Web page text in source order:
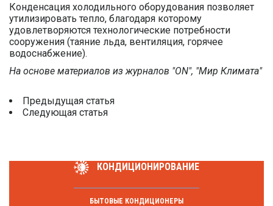
Конденсация холодильного оборудования позволяет
утилизировать тепло, благодаря которому
удовлетворяются технологические потребности
сооружения (таяние льда, вентиляция, горячее
водоснабжение).
На основе материалов из журналов "ON", "Мир Климата"
Предыдущая статья
Следующая статья
КОНДИЦИОНИРОВАНИЕ
БЫТОВЫЕ КОНДИЦИОНЕРЫ